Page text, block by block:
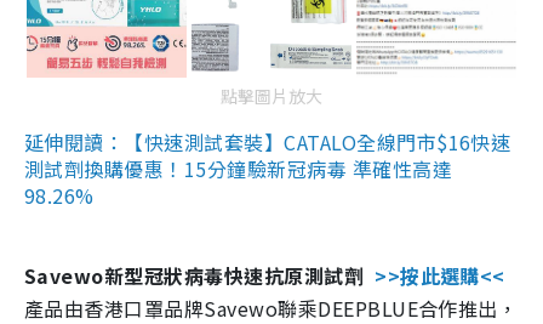
點擊圖片放大
延伸閱讀：【快速測試套裝】CATALO全線門市$16快速
測試劑換購優惠！15分鐘驗新冠病毒 準確性高達
98.26%
Savewo新型冠狀病毒快速抗原測試劑 >>按此選購<<
產品由香港口罩品牌Savewo聯乘DEEPBLUE合作推出，